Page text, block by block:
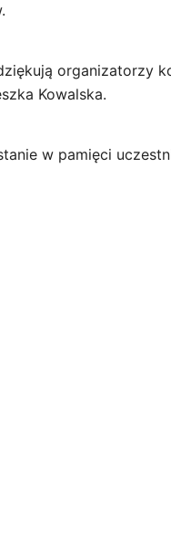
organizatorzy
Kowalska.
w pamięci